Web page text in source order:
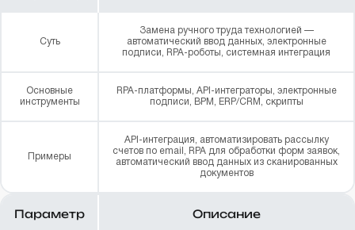
Суть
Замена ручного труда технологией —
автоматический ввод данных, электронные
подписи, RPA-роботы, системная интеграция
Основные
инструменты
RPA-платформы, API-интеграторы, электронные
подписи, BPM, ERP/CRM, скрипты
Примеры
API-интеграция, автоматизировать рассылку
счетов по email, RPA для обработки форм заявок,
автоматический ввод данных из сканированных
документов
Параметр Описание